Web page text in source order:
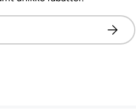
Abonner